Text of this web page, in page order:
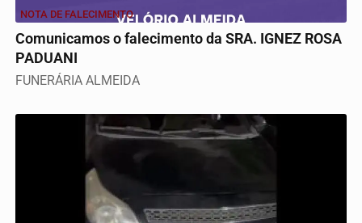
NOTA DE FALECIMENTO
Comunicamos o falecimento da SRA. IGNEZ ROSA
PADUANI
FUNERÁRIA ALMEIDA